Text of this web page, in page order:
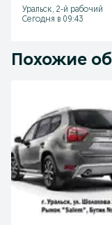
Уральск, 2-й рабочий
Сегодня в 09:43
Похожие